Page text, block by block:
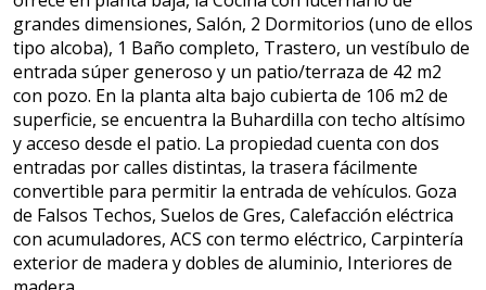
grandes dimensiones, Salón, 2 Dormitorios (uno de ellos
tipo alcoba), 1 Baño completo, Trastero, un vestíbulo de
entrada súper generoso y un patio/terraza de 42 m2
con pozo. En la planta alta bajo cubierta de 106 m2 de
superficie, se encuentra la Buhardilla con techo altísimo
y acceso desde el patio. La propiedad cuenta con dos
entradas por calles distintas, la trasera fácilmente
convertible para permitir la entrada de vehículos. Goza
de Falsos Techos, Suelos de Gres, Calefacción eléctrica
con acumuladores, ACS con termo eléctrico, Carpintería
exterior de madera y dobles de aluminio, Interiores de